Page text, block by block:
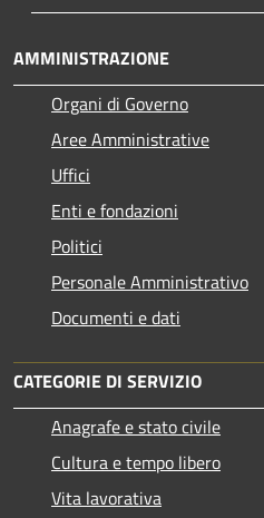
AMMINISTRAZIONE
Organi di Governo
Aree Amministrative
Uffici
Enti e fondazioni
Politici
Personale Amministrativo
Documenti e dati
CATEGORIE DI SERVIZIO
Anagrafe e stato civile
Cultura e tempo libero
Vita lavorativa